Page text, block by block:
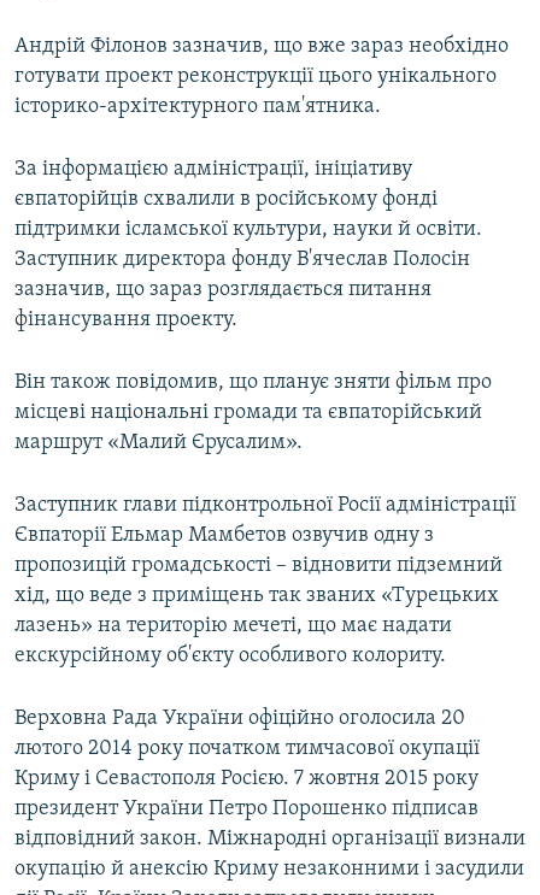
УКРАЇНСЬКА ПРОБЛЕМА КРИМУ
ІНФОГРАФІКА
Усі сайти RFE/RL
Андрій Філонов зазначив, що вже зараз необхідно
готувати проект реконструкції цього унікального
історико-архітектурного пам'ятника.
За інформацією адміністрації, ініціативу
євпаторійців схвалили в російському фонді
підтримки ісламської культури, науки й освіти.
Заступник директора фонду В'ячеслав Полосін
зазначив, що зараз розглядається питання
фінансування проекту.
Він також повідомив, що планує зняти фільм про
місцеві національні громади та євпаторійський
маршрут «Малий Єрусалим».
Заступник глави підконтрольної Росії адміністрації
Євпаторії Ельмар Мамбетов озвучив одну з
пропозицій громадськості – відновити підземний
хід, що веде з приміщень так званих «Турецьких
лазень» на територію мечеті, що має надати
екскурсійному об'єкту особливого колориту.
Верховна Рада України офіційно оголосила 20
лютого 2014 року початком тимчасової окупації
Криму і Севастополя Росією. 7 жовтня 2015 року
президент України Петро Порошенко підписав
відповідний закон. Міжнародні організації визнали
окупацію й анексію Криму незаконними і засудили